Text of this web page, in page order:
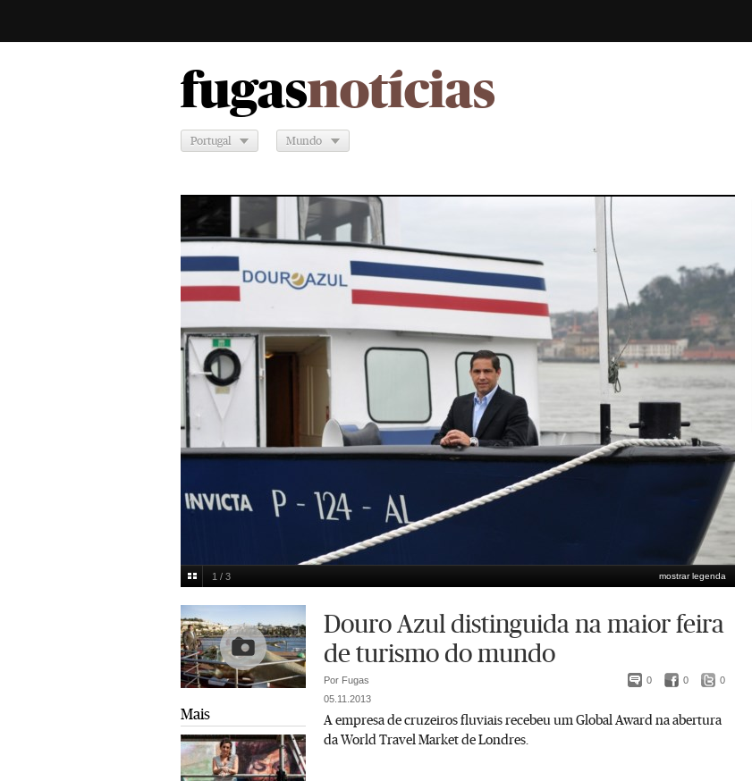
fugasnotícias
Portugal Mundo
Mário Ferreira numa das embarcações da Douro Azul
mostrar legenda
1 / 3
Multimedia
Mais
Douro Azul distinguida na maior feira
de turismo do mundo
0 0 0
Por Fugas
05.11.2013
A empresa de cruzeiros fluviais recebeu um Global Award na abertura
da World Travel Market de Londres.